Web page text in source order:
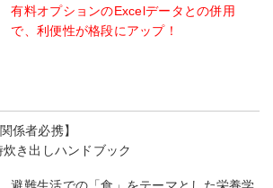
有料オプションのExcelデータとの併用
で、利便性が格段にアップ！
係者必携】
き出しハンドブック
避難生活での「食」をテーマとした栄養学